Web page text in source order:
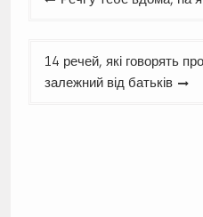
14 речей, які говорять
залежний від батьків